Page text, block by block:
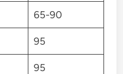
65-90
95
95